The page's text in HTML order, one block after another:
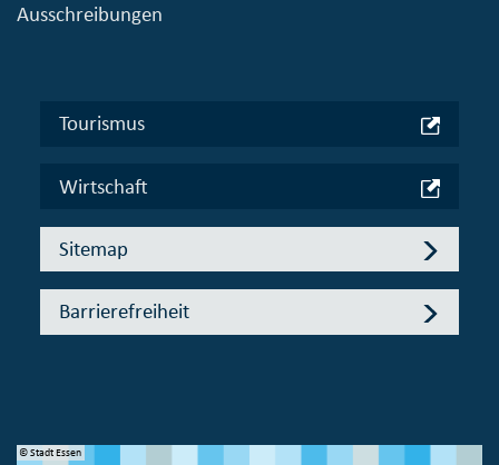
Ausschreibungen
Tourismus
Wirtschaft
Sitemap
Barrierefreiheit
© Stadt Essen